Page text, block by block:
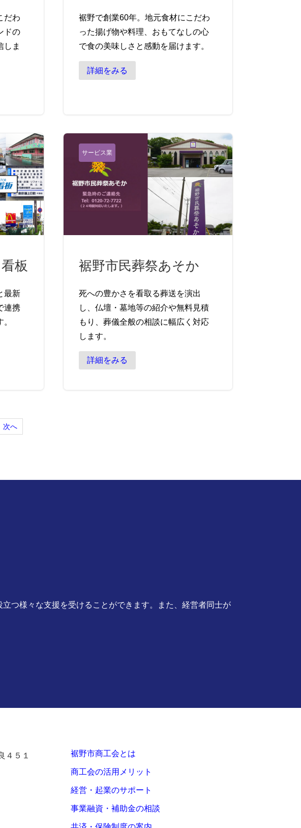
だわ
ドの
しま
裾野で創業60年。地元食材にこだわ
った揚げ物や料理、おもてなしの心
で食の美味しさと感動を届けます。
詳細をみる
板
最新
連携
サービス業
裾野市民葬祭あそか
死への豊かさを看取る葬送を演出
し、仏壇・墓地等の紹介や無料見積
もり、葬儀全般の相談に幅広く対応
します。
詳細をみる
次へ
つ様々な支援を受けることができます。また、経営者同士が
４５１ 裾野市商工会とは
商工会の活用メリット
経営・起業のサポート
事業融資・補助金の相談